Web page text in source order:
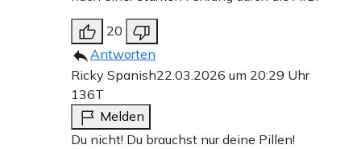
20
Antworten
Ricky Spanish22.03.2026 um 20:29 Uhr
136T
Melden
Du nicht! Du brauchst nur deine Pillen!